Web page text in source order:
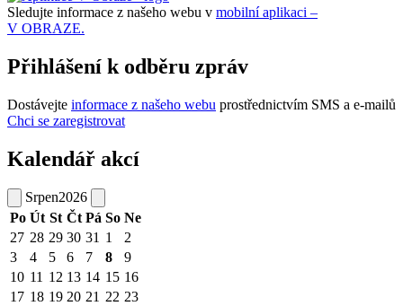
Sledujte informace z našeho webu v mobilní aplikaci –
V OBRAZE.
Přihlášení k odběru zpráv
Dostávejte informace z našeho webu prostřednictvím SMS a e-mailů
Chci se zaregistrovat
Kalendář akcí
Srpen2026
Po Út St Čt Pá So Ne
27 28 29 30 31 1
2
3
4 5 6 7 8
9
10 11 12 13 14 15 16
17 18 19 20 21 22 23